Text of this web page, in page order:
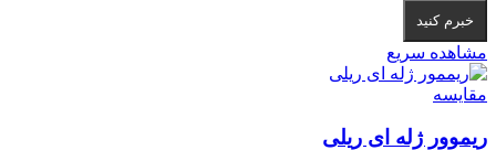
خبرم کنید
مشاهده سریع
مقایسه
ریموور ژله ای ریلی